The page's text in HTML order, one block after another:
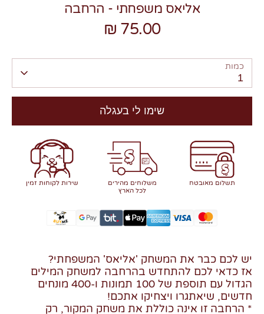
אליאס משפחתי - הרחבה
75.00 ₪
כמות
1
שימו לי בעגלה
תשלום מאובטח
משלוחים מהירים
לכל הארץ
שירות לקוחות זמין
יש לכם כבר את המשחק 'אליאס' המשפחתי?
אז כדאי לכם להתחדש בהרחבה למשחק המילים
הגדול עם תוספת של 100 תמונות ו-400 מונחים
חדשים, שיאתגרו ויצחיקו אתכם!
* הרחבה זו אינה כוללת את משחק המקור, רק